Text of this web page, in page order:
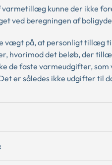
varmetillæg kunne der ikke
ved beregningen af
vægt på, at personligt tillæg
hvorimod det beløb, der
de faste varmeudgifter,
er således ikke udgifter til